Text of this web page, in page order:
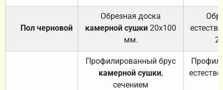
Пол черновой
Обрезная доска
камерной сушки 20х100
мм.
Профилированный брус
камерной сушки,
сечением